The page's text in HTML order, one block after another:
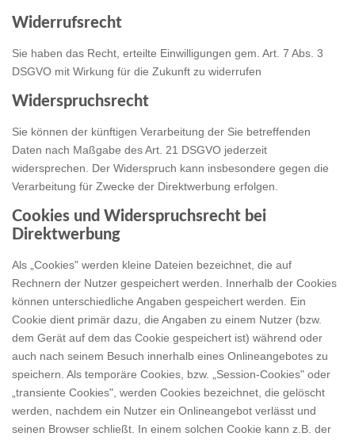
Widerrufsrecht
Sie haben das Recht, erteilte Einwilligungen gem. Art. 7 Abs. 3
DSGVO mit Wirkung für die Zukunft zu widerrufen
Widerspruchsrecht
Sie können der künftigen Verarbeitung der Sie betreffenden
Daten nach Maßgabe des Art. 21 DSGVO jederzeit
widersprechen. Der Widerspruch kann insbesondere gegen die
Verarbeitung für Zwecke der Direktwerbung erfolgen.
Cookies und Widerspruchsrecht bei
Direktwerbung
Als „Cookies" werden kleine Dateien bezeichnet, die auf
Rechnern der Nutzer gespeichert werden. Innerhalb der Cookies
können unterschiedliche Angaben gespeichert werden. Ein
Cookie dient primär dazu, die Angaben zu einem Nutzer (bzw.
dem Gerät auf dem das Cookie gespeichert ist) während oder
auch nach seinem Besuch innerhalb eines Onlineangebotes zu
speichern. Als temporäre Cookies, bzw. „Session-Cookies" oder
„transiente Cookies", werden Cookies bezeichnet, die gelöscht
werden, nachdem ein Nutzer ein Onlineangebot verlässt und
seinen Browser schließt. In einem solchen Cookie kann z.B. der